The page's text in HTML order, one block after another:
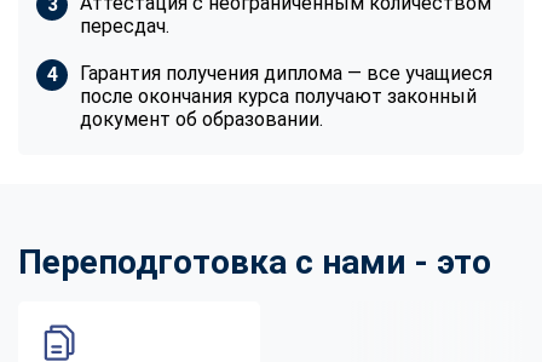
пересдач.
Гарантия получения диплома — все учащиеся
после окончания курса получают законный
документ об образовании.
Переподготовка с нами - это